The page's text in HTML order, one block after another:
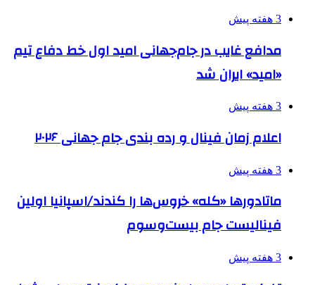
3 هفته پیش
مدافع غایب در جام‌جهانی امید اول خط دفاع تیم
«امید» ایران شد
3 هفته پیش
اعلام زمان فینال و رده بندی جام جهانی ۲۰۲۶
3 هفته پیش
ماتادورها «کله» خروس‌ها را کندند/اسپانیا اولین
فینالیست جام بیست‌وسوم
3 هفته پیش